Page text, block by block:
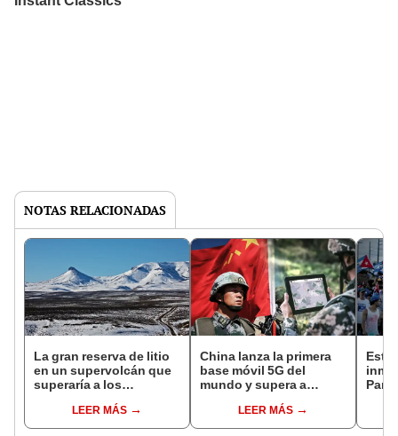
NOTAS RELACIONADAS
La gran reserva de litio
en un supervolcán que
superaría a los
no está en América
Latina
LEER MÁS
China lanza la primera
base móvil 5G del
mundo y supera a
robots militares pueden
conectarse
LEER MÁS
Esto
UU.